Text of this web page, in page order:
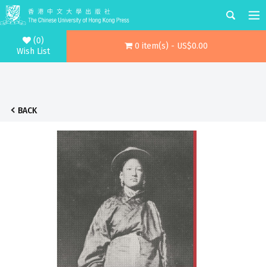
(0)
Wish List
0 item(s) - US$0.00
BACK